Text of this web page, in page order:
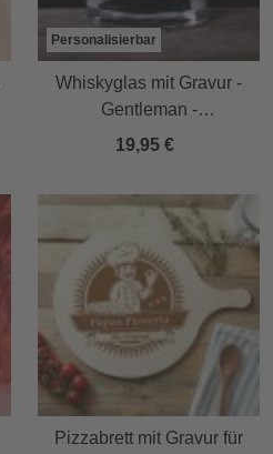
Personalisierbar
Whiskyglas mit Gravur -
Gentleman -
Personalisiert
19,95 €
Pizzabrett mit Gravur für